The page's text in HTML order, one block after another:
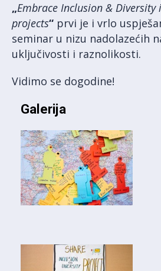
„Embrace Inclusion & Diversity
projects“ prvi je i vrlo
seminar u nizu nadolazećih
uključivosti i raznolikosti.
Vidimo se dogodine!
Galerija